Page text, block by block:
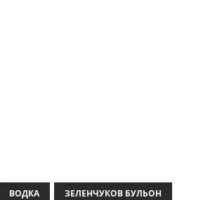
ВОДКА ЗЕЛЕНЧУКОВ БУЛЬОН